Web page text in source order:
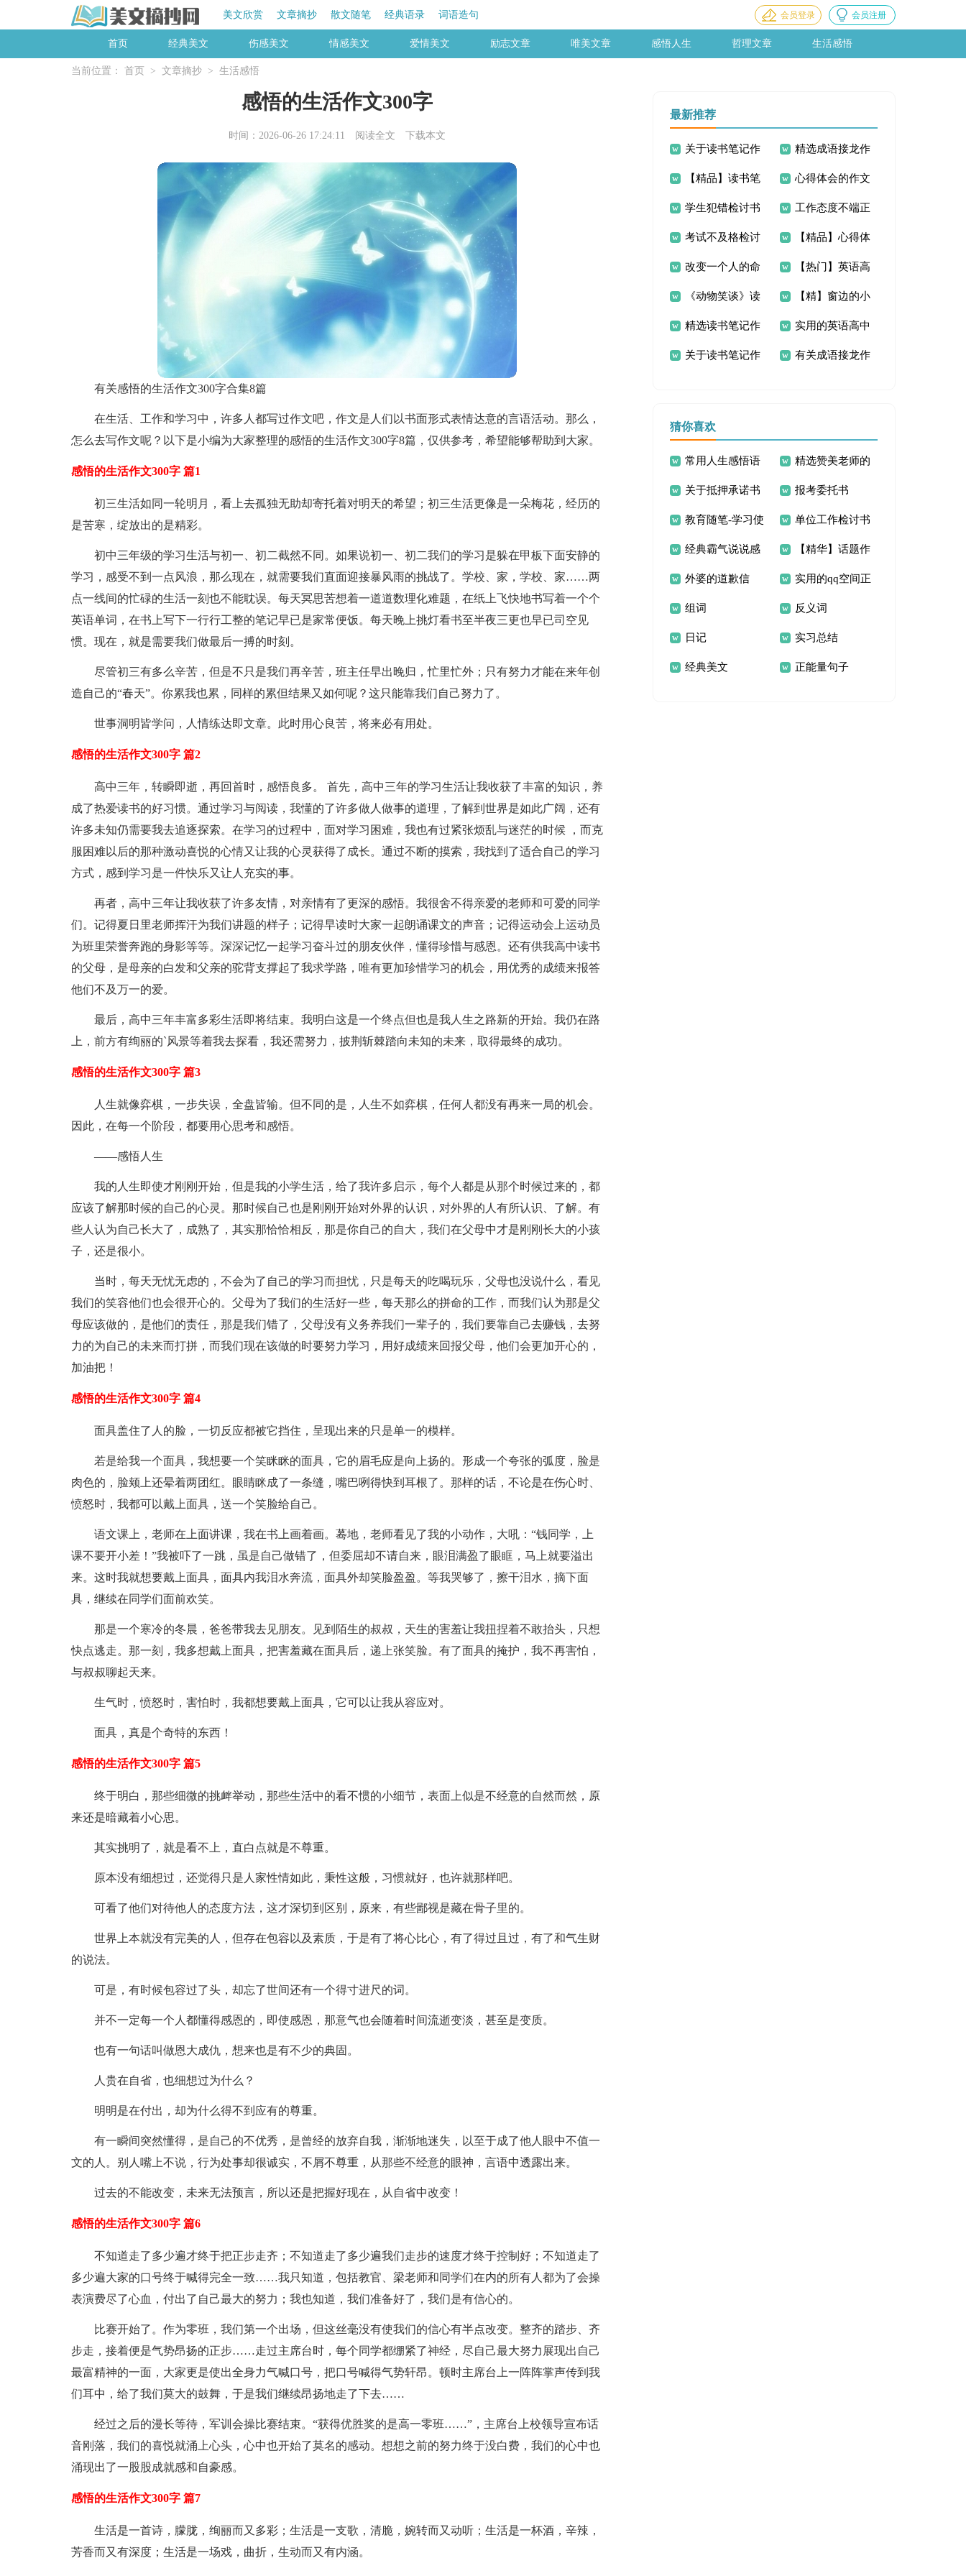
美文欣赏 文章摘抄 散文随笔 经典语录 词语造句 会员登录 会员注册
首页 经典美文 伤感美文 情感美文 爱情美文 励志文章 唯美文章 感悟人生 哲理文章 生活感悟
当前位置： 首页 > 文章摘抄 > 生活感悟
感悟的生活作文300字
时间：2026-06-26 17:24:11 阅读全文 下载本文
有关感悟的生活作文300字合集8篇
在生活、工作和学习中，许多人都写过作文吧，作文是人们以书面形式表情达意的言语活动。那么，
怎么去写作文呢？以下是小编为大家整理的感悟的生活作文300字8篇，仅供参考，希望能够帮助到大家。
感悟的生活作文300字 篇1
初三生活如同一轮明月，看上去孤独无助却寄托着对明天的希望；初三生活更像是一朵梅花，经历的
是苦寒，绽放出的是精彩。
初中三年级的学习生活与初一、初二截然不同。如果说初一、初二我们的学习是躲在甲板下面安静的
学习，感受不到一点风浪，那么现在，就需要我们直面迎接暴风雨的挑战了。学校、家，学校、家……两
点一线间的忙碌的生活一刻也不能耽误。每天冥思苦想着一道道数理化难题，在纸上飞快地书写着一个个
英语单词，在书上写下一行行工整的笔记早已是家常便饭。每天晚上挑灯看书至半夜三更也早已司空见
惯。现在，就是需要我们做最后一搏的时刻。
尽管初三有多么辛苦，但是不只是我们再辛苦，班主任早出晚归，忙里忙外；只有努力才能在来年创
造自己的“春天”。你累我也累，同样的累但结果又如何呢？这只能靠我们自己努力了。
世事洞明皆学问，人情练达即文章。此时用心良苦，将来必有用处。
感悟的生活作文300字 篇2
高中三年，转瞬即逝，再回首时，感悟良多。 首先，高中三年的学习生活让我收获了丰富的知识，养
成了热爱读书的好习惯。通过学习与阅读，我懂的了许多做人做事的道理，了解到世界是如此广阔，还有
许多未知仍需要我去追逐探索。在学习的过程中，面对学习困难，我也有过紧张烦乱与迷茫的时候 ，而克
服困难以后的那种激动喜悦的心情又让我的心灵获得了成长。通过不断的摸索，我找到了适合自己的学习
方式，感到学习是一件快乐又让人充实的事。
再者，高中三年让我收获了许多友情，对亲情有了更深的感悟。我很舍不得亲爱的老师和可爱的同学
们。记得夏日里老师挥汗为我们讲题的样子；记得早读时大家一起朗诵课文的声音；记得运动会上运动员
为班里荣誉奔跑的身影等等。深深记忆一起学习奋斗过的朋友伙伴，懂得珍惜与感恩。还有供我高中读书
的父母，是母亲的白发和父亲的驼背支撑起了我求学路，唯有更加珍惜学习的机会，用优秀的成绩来报答
他们不及万一的爱。
最后，高中三年丰富多彩生活即将结束。我明白这是一个终点但也是我人生之路新的开始。我仍在路
上，前方有绚丽的`风景等着我去探看，我还需努力，披荆斩棘踏向未知的未来，取得最终的成功。
感悟的生活作文300字 篇3
人生就像弈棋，一步失误，全盘皆输。但不同的是，人生不如弈棋，任何人都没有再来一局的机会。
因此，在每一个阶段，都要用心思考和感悟。
——感悟人生
我的人生即使才刚刚开始，但是我的小学生活，给了我许多启示，每个人都是从那个时候过来的，都
应该了解那时候的自己的心灵。那时候自己也是刚刚开始对外界的认识，对外界的人有所认识、了解。有
些人认为自己长大了，成熟了，其实那恰恰相反，那是你自己的自大，我们在父母中才是刚刚长大的小孩
子，还是很小。
当时，每天无忧无虑的，不会为了自己的学习而担忧，只是每天的吃喝玩乐，父母也没说什么，看见
我们的笑容他们也会很开心的。父母为了我们的生活好一些，每天那么的拼命的工作，而我们认为那是父
母应该做的，是他们的责任，那是我们错了，父母没有义务养我们一辈子的，我们要靠自己去赚钱，去努
力的为自己的未来而打拼，而我们现在该做的时要努力学习，用好成绩来回报父母，他们会更加开心的，
加油把！
感悟的生活作文300字 篇4
面具盖住了人的脸，一切反应都被它挡住，呈现出来的只是单一的模样。
若是给我一个面具，我想要一个笑眯眯的面具，它的眉毛应是向上扬的。形成一个夸张的弧度，脸是
肉色的，脸颊上还晕着两团红。眼睛眯成了一条缝，嘴巴咧得快到耳根了。那样的话，不论是在伤心时、
愤怒时，我都可以戴上面具，送一个笑脸给自己。
语文课上，老师在上面讲课，我在书上画着画。蓦地，老师看见了我的小动作，大吼：“钱同学，上
课不要开小差！”我被吓了一跳，虽是自己做错了，但委屈却不请自来，眼泪满盈了眼眶，马上就要溢出
来。这时我就想要戴上面具，面具内我泪水奔流，面具外却笑脸盈盈。等我哭够了，擦干泪水，摘下面
具，继续在同学们面前欢笑。
那是一个寒冷的冬晨，爸爸带我去见朋友。见到陌生的叔叔，天生的害羞让我扭捏着不敢抬头，只想
快点逃走。那一刻，我多想戴上面具，把害羞藏在面具后，递上张笑脸。有了面具的掩护，我不再害怕，
与叔叔聊起天来。
生气时，愤怒时，害怕时，我都想要戴上面具，它可以让我从容应对。
面具，真是个奇特的东西！
感悟的生活作文300字 篇5
终于明白，那些细微的挑衅举动，那些生活中的看不惯的小细节，表面上似是不经意的自然而然，原
来还是暗藏着小心思。
其实挑明了，就是看不上，直白点就是不尊重。
原本没有细想过，还觉得只是人家性情如此，秉性这般，习惯就好，也许就那样吧。
可看了他们对待他人的态度方法，这才深切到区别，原来，有些鄙视是藏在骨子里的。
世界上本就没有完美的人，但存在包容以及素质，于是有了将心比心，有了得过且过，有了和气生财
的说法。
可是，有时候包容过了头，却忘了世间还有一个得寸进尺的词。
并不一定每一个人都懂得感恩的，即使感恩，那意气也会随着时间流逝变淡，甚至是变质。
也有一句话叫做恩大成仇，想来也是有不少的典固。
人贵在自省，也细想过为什么？
明明是在付出，却为什么得不到应有的尊重。
有一瞬间突然懂得，是自己的不优秀，是曾经的放弃自我，渐渐地迷失，以至于成了他人眼中不值一
文的人。别人嘴上不说，行为处事却很诚实，不屑不尊重，从那些不经意的眼神，言语中透露出来。
过去的不能改变，未来无法预言，所以还是把握好现在，从自省中改变！
感悟的生活作文300字 篇6
不知道走了多少遍才终于把正步走齐；不知道走了多少遍我们走步的速度才终于控制好；不知道走了
多少遍大家的口号终于喊得完全一致……我只知道，包括教官、梁老师和同学们在内的所有人都为了会操
表演费尽了心血，付出了自己最大的努力；我也知道，我们准备好了，我们是有信心的。
比赛开始了。作为零班，我们第一个出场，但这丝毫没有使我们的信心有半点改变。整齐的踏步、齐
步走，接着便是气势昂扬的正步……走过主席台时，每个同学都绷紧了神经，尽自己最大努力展现出自己
最富精神的一面，大家更是使出全身力气喊口号，把口号喊得气势轩昂。顿时主席台上一阵阵掌声传到我
们耳中，给了我们莫大的鼓舞，于是我们继续昂扬地走了下去……
经过之后的漫长等待，军训会操比赛结束。“获得优胜奖的是高一零班……”，主席台上校领导宣布话
音刚落，我们的喜悦就涌上心头，心中也开始了莫名的感动。想想之前的努力终于没白费，我们的心中也
涌现出了一股股成就感和自豪感。
感悟的生活作文300字 篇7
生活是一首诗，朦胧，绚丽而又多彩；生活是一支歌，清脆，婉转而又动听；生活是一杯酒，辛辣，
芳香而又有深度；生活是一场戏，曲折，生动而又有内涵。
最新推荐
关于读书笔记作
文300字合集9篇
精选成语接龙作
文300字集锦七篇
【精品】读书笔
记作文300字4篇
心得体会的作文
300字汇编六篇
学生犯错检讨书 工作态度不端正
检讨书
考试不及格检讨
书
【精品】心得体
会的作文300字合集
5篇
改变一个人的命
运哲理文章
【热门】英语高
中作文300字三篇
《动物笑谈》读
后感
【精】窗边的小
豆豆读后感
精选读书笔记作
文300字3篇
实用的英语高中
作文300字10篇
关于读书笔记作 有关成语接龙作
猜你喜欢
常用人生感悟语
句摘录80条
精选赞美老师的
诗歌
关于抵押承诺书
范文锦集十篇
报考委托书
教育随笔-学习使
用剪刀
单位工作检讨书
经典霸气说说感
言30句
【精华】话题作
文300字四篇
外婆的道歉信 实用的qq空间正
能量的句子60句
组词 反义词
日记 实习总结
经典美文 正能量句子